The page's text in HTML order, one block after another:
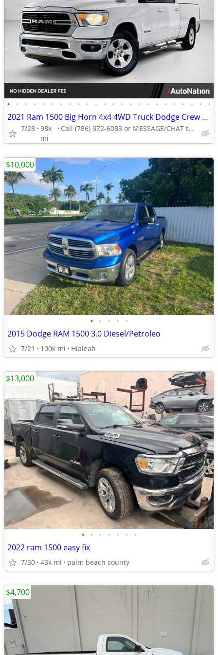
• • • • • • • • • • • • • • • • • • • • • • • •
2021 Ram 1500 Big Horn 4x4 4WD Truck Dodge Crew cab AUTONATION
7/28 98k
mi
Call (786) 372-6083 or MESSAGE/CHAT to confirm availability
• • • • •
2015 Dodge RAM 1500 3.0 Diesel/Petroleo
7/21 100k mi Hialeah
$10,000
• • • • • • •
2022 ram 1500 easy fix
7/30 43k mi palm beach county
$13,000
$4,700